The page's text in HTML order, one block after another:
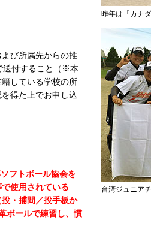
昨年は「カナ
台湾ジュニア
び所属先からの推
送付すること（※本
している学校の所
得た上でお申し込
フトボール協会を
使用されている
・捕間／投手板か
ボールで練習し、慣